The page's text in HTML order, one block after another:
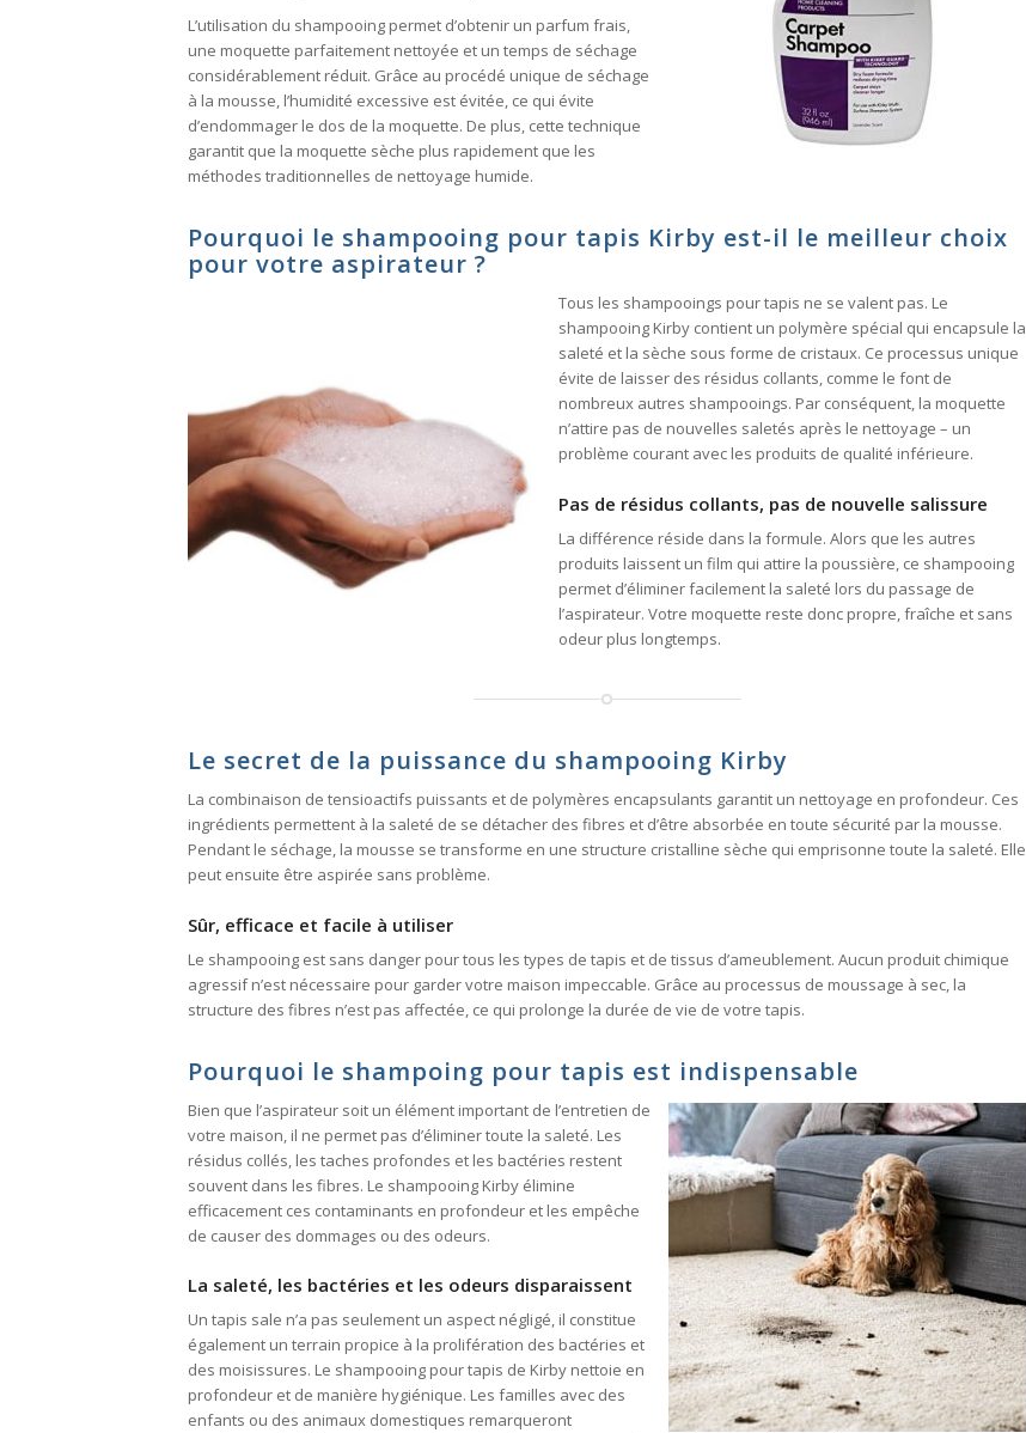
L’utilisation du shampooing permet d’obtenir un parfum frais,
une moquette parfaitement nettoyée et un temps de séchage
considérablement réduit. Grâce au procédé unique de séchage
à la mousse, l’humidité excessive est évitée, ce qui évite
d’endommager le dos de la moquette. De plus, cette technique
garantit que la moquette sèche plus rapidement que les
méthodes traditionnelles de nettoyage humide.
Pourquoi le shampooing pour tapis Kirby est-il le meilleur choix
pour votre aspirateur ?
Tous les shampooings pour tapis ne se valent pas. Le
shampooing Kirby contient un polymère spécial qui encapsule la
saleté et la sèche sous forme de cristaux. Ce processus unique
évite de laisser des résidus collants, comme le font de
nombreux autres shampooings. Par conséquent, la moquette
n’attire pas de nouvelles saletés après le nettoyage – un
problème courant avec les produits de qualité inférieure.
Pas de résidus collants, pas de nouvelle salissure
La différence réside dans la formule. Alors que les autres
produits laissent un film qui attire la poussière, ce shampooing
permet d’éliminer facilement la saleté lors du passage de
l’aspirateur. Votre moquette reste donc propre, fraîche et sans
odeur plus longtemps.
Le secret de la puissance du shampooing Kirby
La combinaison de tensioactifs puissants et de polymères encapsulants garantit un nettoyage en profondeur. Ces
ingrédients permettent à la saleté de se détacher des fibres et d’être absorbée en toute sécurité par la mousse.
Pendant le séchage, la mousse se transforme en une structure cristalline sèche qui emprisonne toute la saleté. Elle
peut ensuite être aspirée sans problème.
Sûr, efficace et facile à utiliser
Le shampooing est sans danger pour tous les types de tapis et de tissus d’ameublement. Aucun produit chimique
agressif n’est nécessaire pour garder votre maison impeccable. Grâce au processus de moussage à sec, la
structure des fibres n’est pas affectée, ce qui prolonge la durée de vie de votre tapis.
Pourquoi le shampoing pour tapis est indispensable
Bien que l’aspirateur soit un élément important de l’entretien de
votre maison, il ne permet pas d’éliminer toute la saleté. Les
résidus collés, les taches profondes et les bactéries restent
souvent dans les fibres. Le shampooing Kirby élimine
efficacement ces contaminants en profondeur et les empêche
de causer des dommages ou des odeurs.
La saleté, les bactéries et les odeurs disparaissent
Un tapis sale n’a pas seulement un aspect négligé, il constitue
également un terrain propice à la prolifération des bactéries et
des moisissures. Le shampooing pour tapis de Kirby nettoie en
profondeur et de manière hygiénique. Les familles avec des
enfants ou des animaux domestiques remarqueront